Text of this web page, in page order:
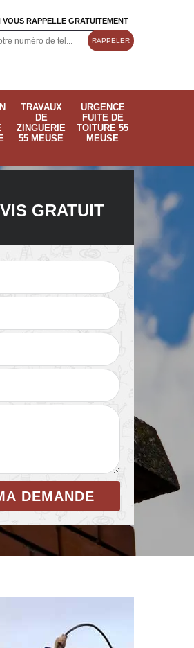
VOUS RAPPELLE GRATUITEMENT
TRAVAUX
DE
ZINGUERIE
55 MEUSE
URGENCE
FUITE DE
TOITURE 55
MEUSE
Ramonage de
cheminée 55
GRATUIT